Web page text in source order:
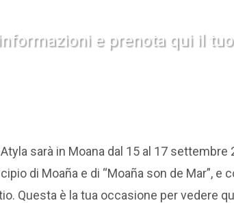
e prenota qui il
sarà in Moana dal 15 al 17 settembre
di Moaña e di “Moaña son de Mar”, e
Questa è la tua occasione per vedere